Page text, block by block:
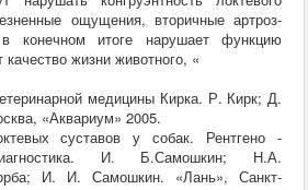
ощущения, вторичные артроз-
конечном итоге нарушает функцию
жизни животного, «
медицины Кирка. Р. Кирк; Д.
«Аквариум» 2005.
суставов у собак. Рентгено -
диагностика. И. Б.Самошкин; Н.А.
И. И. Самошкин. «Лань», Санкт-